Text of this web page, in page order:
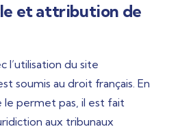
et attribution de
l’utilisation du site
soumis au droit français. En
le permet pas, il est fait
aux tribunaux